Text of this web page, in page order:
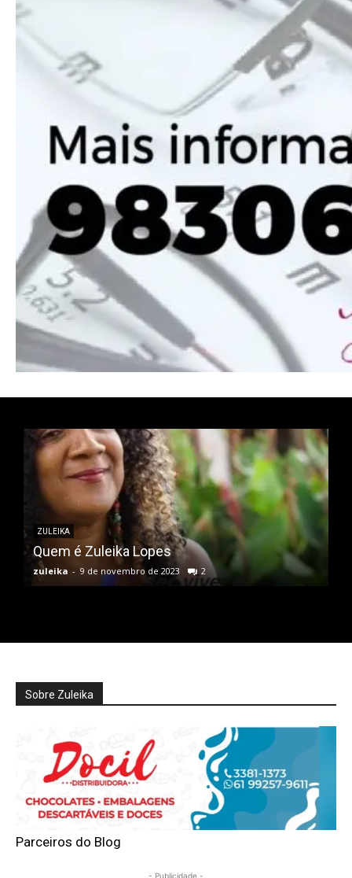
ZULEIKA
Quem é Zuleika Lopes
zuleika - 9 de novembro de 2023 2
Sobre Zuleika
Parceiros do Blog
- Publicidade -